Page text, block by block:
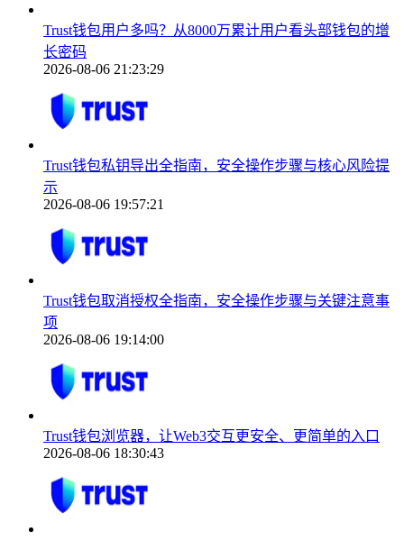
Trust钱包用户多吗？从8000万累计用户看头部钱包的增
长密码
2026-08-06 21:23:29
Trust钱包私钥导出全指南，安全操作步骤与核心风险提
示
2026-08-06 19:57:21
Trust钱包取消授权全指南，安全操作步骤与关键注意事
项
2026-08-06 19:14:00
Trust钱包浏览器，让Web3交互更安全、更简单的入口
2026-08-06 18:30:43